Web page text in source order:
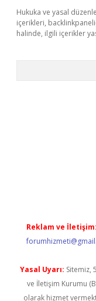
Hukuka ve yasal
içerikleri,
halinde, ilgili içerikler
Reklam ve İletişim:
Yasal Uyarı: Sitemiz,
ve İletişim Kurumu
olarak hizmet